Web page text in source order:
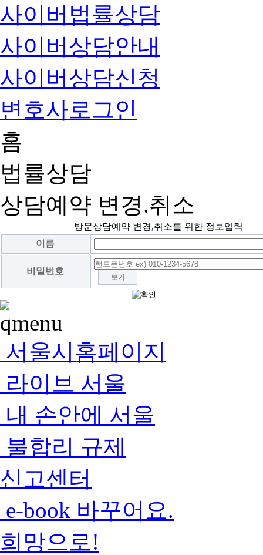
사이버법률상담
사이버상담안내
사이버상담신청
변호사로그인
홈
법률상담
상담예약 변경.취소
방문상담예약 변경,취소를 위한 정보입력
이름
비밀번호
보기
서울시홈페이지
라이브 서울
내 손안에 서울
불합리 규제
신고센터
e-book 바꾸어요.
희망으로!